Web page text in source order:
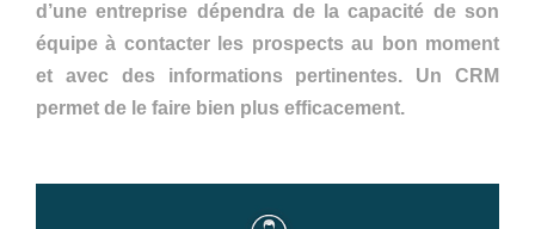
d’une entreprise dépendra de la capacité de son
équipe à contacter les prospects au bon moment
et avec des informations pertinentes. Un CRM
permet de le faire bien plus efficacement.